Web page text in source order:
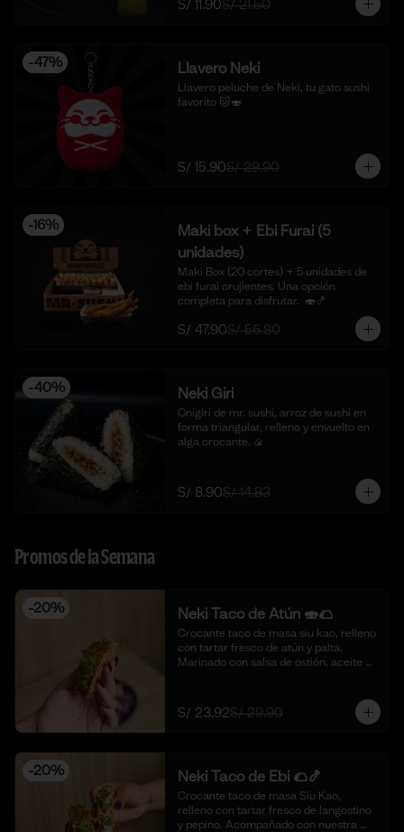
S/ 11.90S/ 21.50
-47% Llavero Neki
Llavero peluche de Neki, tu gato sushi
favorito 🐱🍣
S/ 15.90S/ 29.90
-16%
Maki box + Ebi Furai (5
unidades)
Maki Box (20 cortes) + 5 unidades de
ebi furai crujientes. Una opción
completa para disfrutar.  🍣🍤
S/ 47.90S/ 56.80
-40% Neki Giri
Onigiri de mr. sushi, arroz de sushi en
forma triangular, relleno y envuelto en
alga crocante. 🍙
S/ 8.90S/ 14.83
Promos de la Semana
-20% Neki Taco de Atún 🍣🌮
Crocante taco de masa siu kao, relleno
con tartar fresco de atún y palta.
Marinado con salsa de ostión, aceite de
S/ 23.92S/ 29.90
-20% Neki Taco de Ebi 🌮🍤
Crocante taco de masa Siu Kao,
relleno con tartar fresco de langostino
y pepino. Acompañado con nuestra